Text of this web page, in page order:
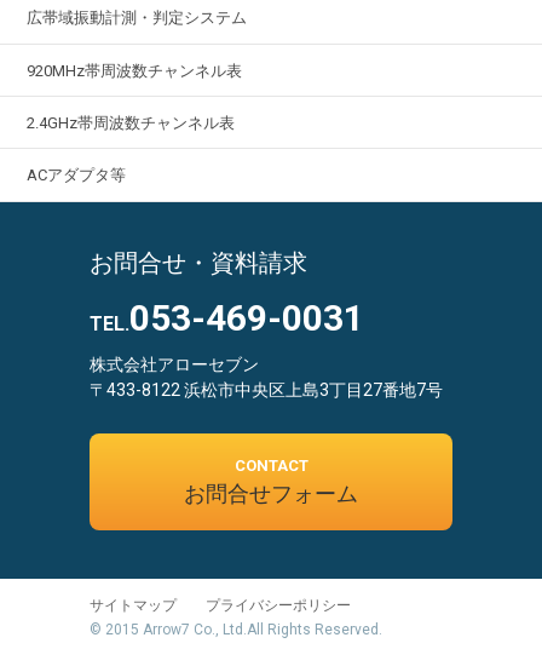
広帯域振動計測・判定システム
920MHz帯周波数チャンネル表
2.4GHz帯周波数チャンネル表
ACアダプタ等
お問合せ・資料請求
TEL.053-469-0031
株式会社アローセブン
〒433-8122 浜松市中央区上島3丁目27番地7号
CONTACT
お問合せフォーム
サイトマップ
プライバシーポリシー
© 2015 Arrow7 Co., Ltd.All Rights Reserved.